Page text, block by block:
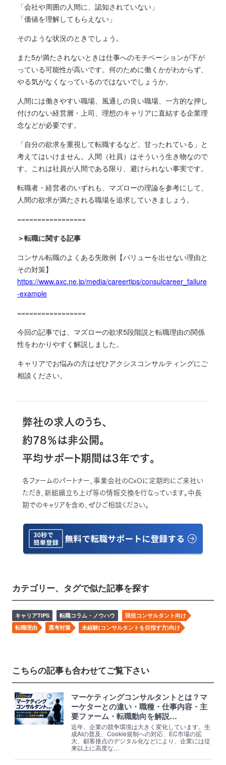
「会社や周囲の人間に、認知されていない」
「価値を理解してもらえない」
そのような状況のときでしょう。
また5が満たされないときは仕事へのモチベーションが下が
っている可能性が高いです。何のために働くかがわからず、
やる気がなくなっているのではないでしょうか。
人間には働きやすい職場、風通しの良い職場、一方的な押し
付けのない経営層・上司、理想のキャリアに直結する企業理
念などが必要です。
「自分の欲求を重視して転職するなど、甘ったれている」と
考えてはいけません。人間（社員）はそういう生き物なので
す。これは社員が人間である限り、避けられない事実です。
転職者・経営者のいずれも、マズローの理論を参考にして、
人間の欲求が満たされる職場を追求していきましょう。
=================
＞転職に関する記事
コンサル転職のよくある失敗例【バリューを出せない理由と
その対策】
https://www.axc.ne.jp/media/careertips/consulcareer_failure
-example
=================
今回の記事では、マズローの欲求5段階説と転職理由の関係
性をわかりやすく解説しました。
キャリアでお悩みの方はぜひアクシスコンサルティングにご
相談ください。
弊社の求人のうち、
約78％は非公開。
平均サポート期間は3年です。
各ファームのパートナー、事業会社のCxOに定期的にご来社い
ただき、新組織立ち上げ等の情報交換を行なっています。中長
期でのキャリアを含め、ぜひご相談ください。
カテゴリー、タグで似た記事を探す
キャリアTIPS 転職コラム・ノウハウ
現役コンサルタント向け
転職理由
選考対策 未経験(コンサルタントを目指す方)向け
こちらの記事も合わせてご覧下さい
マーケティングコンサルタントとは？マ
ーケターとの違い・職種・仕事内容・主
要ファーム・転職動向を解説…
近年、企業の競争環境は大きく変化しています。生
成AIの普及、Cookie規制への対応、EC市場の拡
大、顧客接点のデジタル化などにより、企業には従
来以上に高度な…